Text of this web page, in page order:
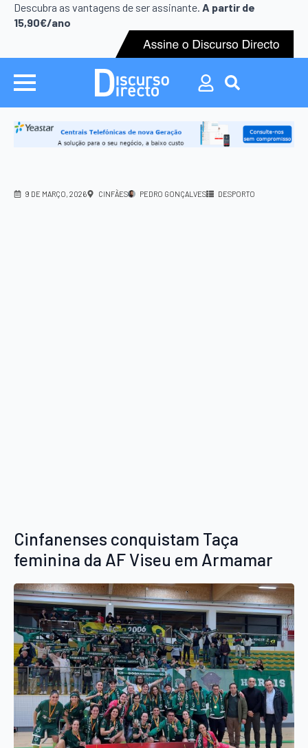
Descubra as vantagens de ser assinante. A partir de
15,90€/ano
Search
for:
Search
9 DE MARÇO, 2026 CINFÃES PEDRO GONÇALVES DESPORTO
Cinfanenses conquistam Taça
feminina da AF Viseu em Armamar